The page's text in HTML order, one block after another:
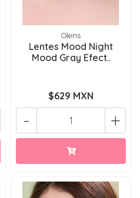
Olens
Lentes Mood Night
Mood Gray Efect..
$629 MXN
+
-